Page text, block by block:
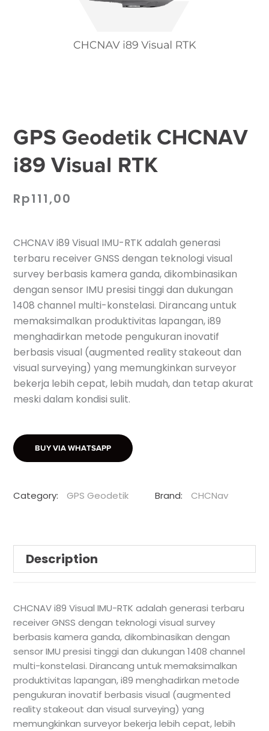
GPS Geodetik CHCNAV
i89 Visual RTK
Rp111,00
CHCNAV i89 Visual IMU-RTK adalah generasi
terbaru receiver GNSS dengan teknologi visual
survey berbasis kamera ganda, dikombinasikan
dengan sensor IMU presisi tinggi dan dukungan
1408 channel multi-konstelasi. Dirancang untuk
memaksimalkan produktivitas lapangan, i89
menghadirkan metode pengukuran inovatif
berbasis visual (augmented reality stakeout dan
visual surveying) yang memungkinkan surveyor
bekerja lebih cepat, lebih mudah, dan tetap akurat
meski dalam kondisi sulit.
BUY VIA WHATSAPP
Category: GPS Geodetik Brand: CHCNav
Description
CHCNAV i89 Visual IMU-RTK adalah generasi terbaru
receiver GNSS dengan teknologi visual survey
berbasis kamera ganda, dikombinasikan dengan
sensor IMU presisi tinggi dan dukungan 1408 channel
multi-konstelasi. Dirancang untuk memaksimalkan
produktivitas lapangan, i89 menghadirkan metode
pengukuran inovatif berbasis visual (augmented
reality stakeout dan visual surveying) yang
memungkinkan surveyor bekerja lebih cepat, lebih